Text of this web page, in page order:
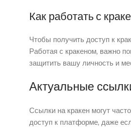
Как работать с
Чтобы получить доступ к
Работая с кракеном, важно
защитить вашу личность и
Актуальные
Ссылки на кракен могут
доступ к платформе, даже